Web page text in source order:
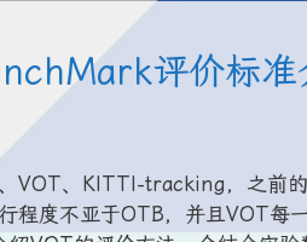
评价标准
VOT、KITTI-tracking，之前
程度不亚于OTB，并且VOT每